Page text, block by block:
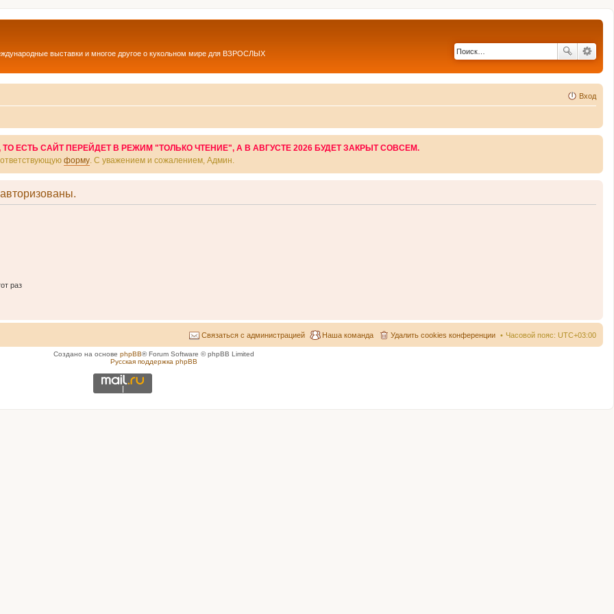
выставки и многое другое о кукольном мире для ВЗРОСЛЫХ
Вход
ЕСТЬ САЙТ ПЕРЕЙДЕТ В РЕЖИМ "ТОЛЬКО ЧТЕНИЕ", А В АВГУСТЕ 2026 БУДЕТ ЗАКРЫТ СОВСЕМ.
форму . С уважением и сожалением, Админ.
раз
Часовой пояс: UTC+03:00
Удалить cookies конференции
Наша команда
Связаться с администрацией
Создано на основе phpBB® Forum Software © phpBB Limited
Русская поддержка phpBB